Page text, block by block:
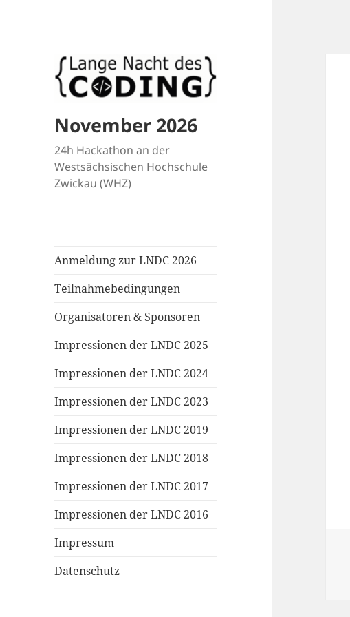
November 2026
24h Hackathon an der
Westsächsischen Hochschule
Zwickau (WHZ)
Anmeldung zur LNDC 2026
Teilnahmebedingungen
Organisatoren & Sponsoren
Impressionen der LNDC 2025
Impressionen der LNDC 2024
Impressionen der LNDC 2023
Impressionen der LNDC 2019
Impressionen der LNDC 2018
Impressionen der LNDC 2017
Impressionen der LNDC 2016
Impressum
Datenschutz